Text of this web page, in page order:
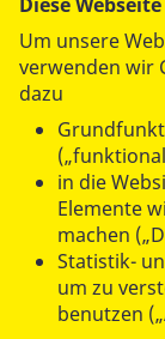
Werden
Mehr lesen
UNSERE
SPENDEN
Um unsere
verwenden wir
dazu
in die
Elemente
machen
Statistik-
um zu
benutzen